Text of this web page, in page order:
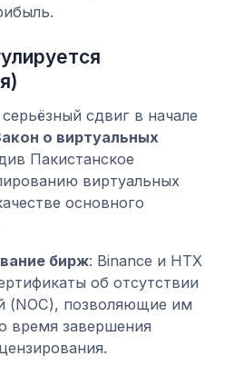
сдвиг в начале
о виртуальных
Пакистанское
виртуальных
основного
бирж: Binance и HTX
об отсутствии
(NOC), позволяющие им
время завершения